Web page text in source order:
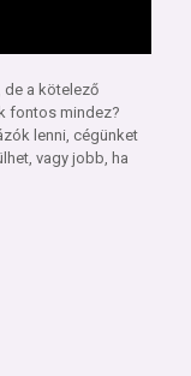
de a kötelező
fontos mindez?
lenni, cégünket
vagy jobb, ha